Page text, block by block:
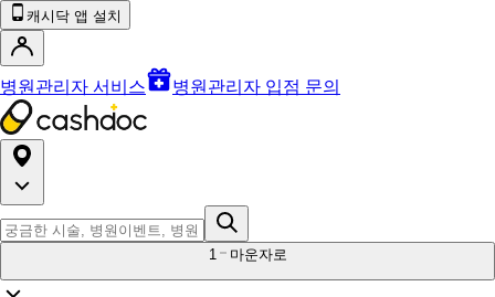
캐시닥 앱 설치
병원관리자 서비스 병원관리자 입점 문의
1 마운자로